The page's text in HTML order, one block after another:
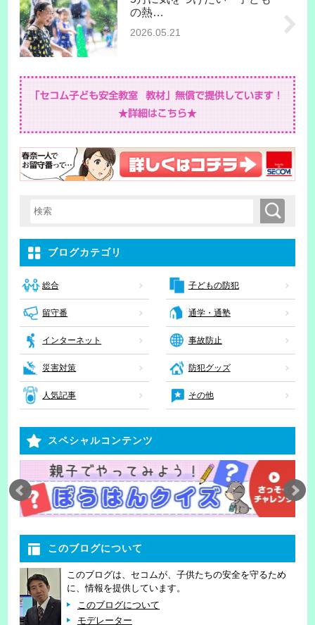
の熱…
2026.05.21
検索キーワード入力 検索
ブログカテゴリ
総合 子どもの防犯
留守番 通学・通塾
インターネット 事故防止
災害対策 防犯グッズ
人気記事 その他
スペシャルコンテンツ
このブログについて
このブログは、セコムが、子供たちの安全を守るため
に、情報を提供しています。
このブログについて
モデレーター